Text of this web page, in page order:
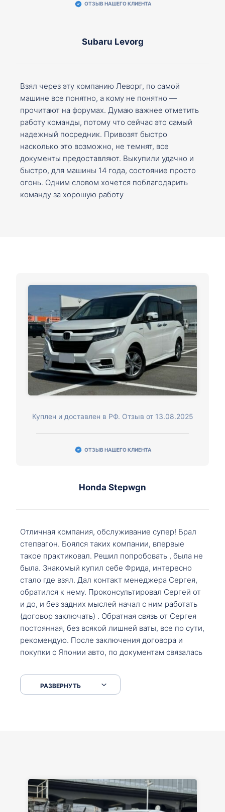
ОТЗЫВ НАШЕГО КЛИЕНТА
Subaru Levorg
Взял через эту компанию Леворг, по самой
машине все понятно, а кому не понятно —
прочитают на форумах. Думаю важнее отметить
работу команды, потому что сейчас это самый
надежный посредник. Привозят быстро
насколько это возможно, не темнят, все
документы предоставляют. Выкупили удачно и
быстро, для машины 14 года, состояние просто
огонь. Одним словом хочется поблагодарить
команду за хорошую работу
Куплен и доставлен в РФ. Отзыв от 13.08.2025
ОТЗЫВ НАШЕГО КЛИЕНТА
Honda Stepwgn
Отличная компания, обслуживание супер! Брал
степвагон. Боялся таких компании, впервые
такое практиковал. Решил попробовать , была не
была. Знакомый купил себе Фрида, интересно
стало где взял. Дал контакт менеджера Сергея,
обратился к нему. Проконсультировал Сергей от
и до, и без задних мыслей начал с ним работать
(договор заключать) . Обратная связь от Сергея
постоянная, без всякой лишней ваты, все по сути,
рекомендую. После заключения договора и
покупки с Японии авто, по документам связалась
что заполнить, куда зайти, образцы и т.д. После
приехал за авто. Меня тепло встретили Сергей с
РАЗВЕРНУТЬ